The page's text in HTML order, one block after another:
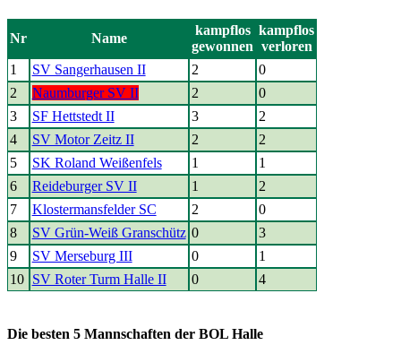
Nr Name
kampflos
gewonnen
kampflos
verloren
1
SV Sangerhausen II 2
0
2
Naumburger SV II 2
0
3
SF Hettstedt II 3
2
4
SV Motor Zeitz II 2
2
5
SK Roland Weißenfels 1
1
6
Reideburger SV II 1
2
7
Klostermansfelder SC 2
0
8
SV Grün-Weiß Granschütz 0
3
9
SV Merseburg III 0
1
10
SV Roter Turm Halle II 0 4
Die besten 5 Mannschaften der BOL Halle